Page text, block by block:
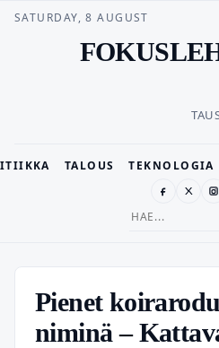
SATURDAY, 8 AUGUST
TALOUS TEKNOLOGIA
Search
Pienet
niminä –